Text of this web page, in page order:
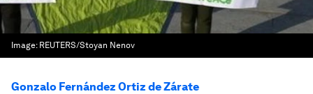
Image: REUTERS/Stoyan Nenov
Gonzalo Fernández Ortiz de Zárate